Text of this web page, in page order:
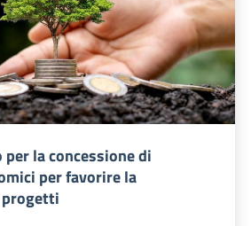
la concessione di
per favorire la
progetti